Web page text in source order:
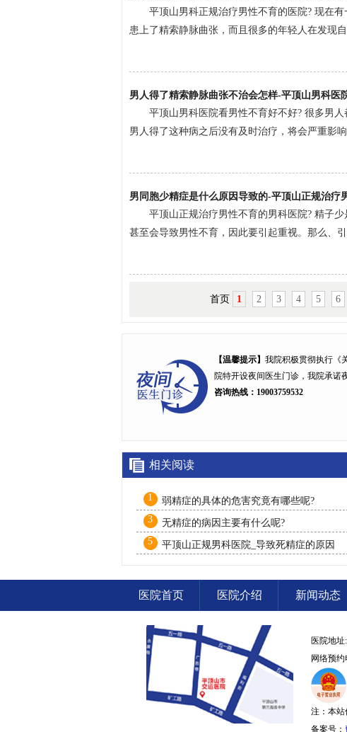
平顶山男科正规治疗男性不育的医院? 现在
患上了精索静脉曲张，而且很多的年轻人在发现
男人得了精索静脉曲张不治会怎样-平顶山男科医
平顶山男科医院看男性不育好不好? 很多男
男人得了这种病之后没有及时治疗，将会严重影
男同胞少精症是什么原因导致的-平顶山正规治疗
平顶山正规治疗男性不育的男科医院? 精子
甚至会导致男性不育，因此要引起重视。那么、
首页 1 2 3 4 5 6
【温馨提示】 我院积极贯彻执行
院特开设夜间医生门诊 ，我院承诺
咨询热线：19003759532
相关阅读
1 弱精症的具体的危害究竟有哪些呢?
3
无精症的病因主要有什么呢?
5
平顶山正规男科医院_导致死精症的原因
医院首页 医院介绍 新闻动态
医院地
网络预约
注：本站
备案号：